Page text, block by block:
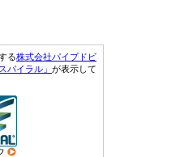
る株式会社パイプドビ
パイラル」 が表示して